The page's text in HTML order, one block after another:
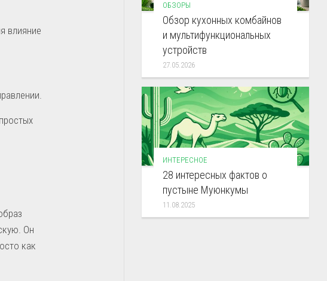
влияние
Он
как
ОБЗОРЫ
Обзор кухонных комбайнов
и мультифункциональных
устройств
27.05.2026
ИНТЕРЕСНОЕ
28 интересных фактов о
пустыне Муюнкумы
11.08.2025